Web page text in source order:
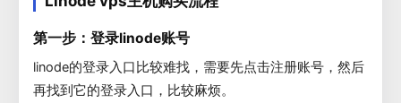
第一步：登录linode账号
linode的登录入口比较难找，需要先点击注册账号，然后
再找到它的登录入口，比较麻烦。